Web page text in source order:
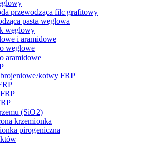
przewodząca filc grafitowy
pasta węglowa
węglowy
i aramidowe
węglowe
aramidowe
kotwy FRP
(SiO2)
krzemionka
pirogeniczna